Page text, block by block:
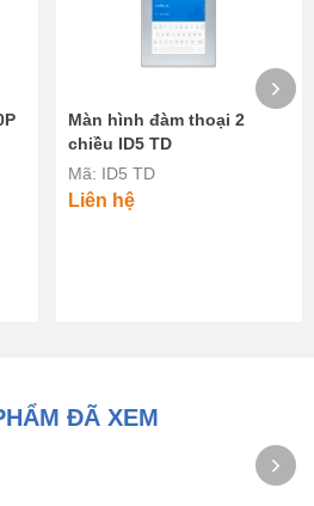
Màn hình đàm thoại 2
chiều ID5 TD
Mã: ID5 TD
Liên hệ
ĐÃ XEM